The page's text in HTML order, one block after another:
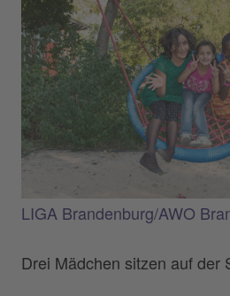
LIGA Brandenburg/AWO
Drei Mädchen sitzen auf der